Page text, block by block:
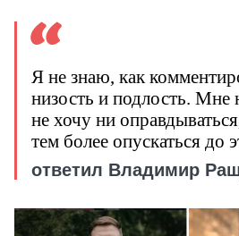
Я не знаю, как
низость и подлость. Мне
не хочу ни
тем более опускаться до
ответил Владимир